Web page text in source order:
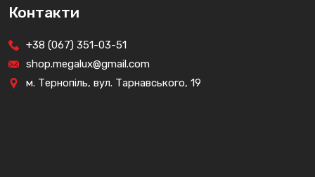
Контакти
+38 (067) 351-03-51
shop.megalux@gmail.com
м. Тернопіль, вул. Тарнавського, 19